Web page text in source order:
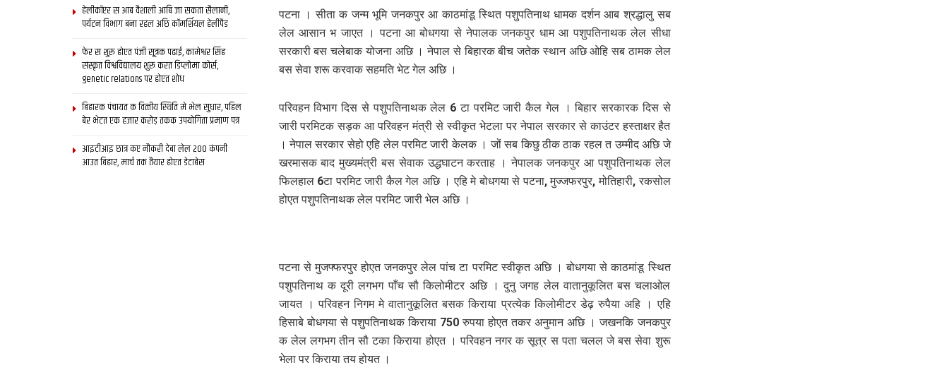
पटना । सीता क जन्म भूमि जनकपुर आ काठमांडू स्थित पशुपतिनाथ धामक दर्शन आब श्रद्धालु सब
लेल आसान भ जाएत । पटना आ बोधगया से नेपालक जनकपुर धाम आ पशुपतिनाथक लेल सीधा
सरकारी बस चलेबाक योजना अछि । नेपाल से बिहारक बीच जतेक स्थान अछि ओहि सब ठामक लेल
बस सेवा शरू करवाक सहमति भेट गेल अछि ।
परिवहन विभाग दिस से पशुपतिनाथक लेल 6 टा परमिट जारी कैल गेल । बिहार सरकारक दिस से
जारी परमिटक सड़क आ परिवहन मंत्री से स्वीकृत भेटला पर नेपाल सरकार से काउंटर हस्ताक्षर हैत
। नेपाल सरकार सेहो एहि लेल परमिट जारी केलक । जों सब किछु ठीक ठाक रहल त उम्मीद अछि जे
खरमासक बाद मुख्यमंत्री बस सेवाक उद्धघाटन करताह । नेपालक जनकपुर आ पशुपतिनाथक लेल
फिलहाल 6टा परमिट जारी कैल गेल अछि । एहि मे बोधगया से पटना, मुज्जफरपुर, मोतिहारी, रकसोल
होएत पशुपतिनाथक लेल परमिट जारी भेल अछि ।
पटना से मुजफ्फरपुर होएत जनकपुर लेल पांच टा परमिट स्वीकृत अछि । बोधगया से काठमांडू स्थित
पशुपतिनाथ क दूरी लगभग पाँच सौ किलोमीटर अछि । दुनु जगह लेल वातानुकूलित बस चलाओल
जायत । परिवहन निगम मे वातानुकूलित बसक किराया प्रत्येक किलोमीटर डेढ़ रुपैया अहि । एहि
हिसाबे बोधगया से पशुपतिनाथक किराया 750 रुपया होएत तकर अनुमान अछि । जखनकि जनकपुर
क लेल लगभग तीन सौ टका किराया होएत । परिवहन नगर क सूत्र स पता चलल जे बस सेवा शुरू
भेला पर किराया तय होयत ।
हेलीकॉप्टर स आब वैशाली आबि जा सकता सैलानी,
पर्यटन विभाग बना रहल अछि कॉमर्शियल हेलीपैड
फेर स शुरू होएत पंजी सूत्रक पढाई, कामेश्वर सिंह
संस्कृत विश्वविद्यालय शुरू करत डिप्लोमा कोर्स,
genetic relations पर होएत शोध
बिहारक पंचायत क वित्‍तीय स्थिति मे भेल सुधार, पहिल
बेर भेटत एक हजार करोड़ तकक उपयोगिता प्रमाण पत्र
आइटीआइ छात्र कए नौकरी देबा लेल 200 कंपनी
आउत बिहार, मार्च तक तैयार होएत डेटाबेस